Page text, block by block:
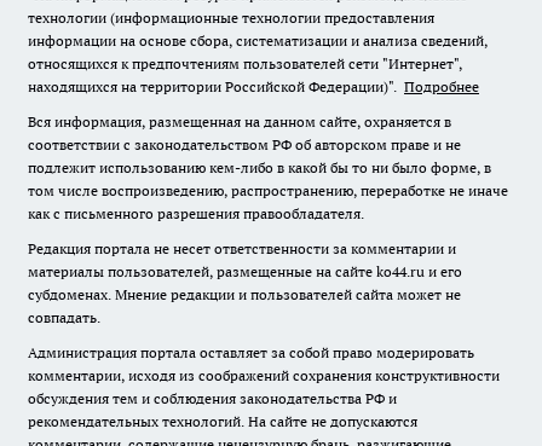
технологии (информационные технологии предоставления
информации на основе сбора, систематизации и анализа сведений,
относящихся к предпочтениям пользователей сети "Интернет",
находящихся на территории Российской Федерации)". Подробнее
Вся информация, размещенная на данном сайте, охраняется в
соответствии с законодательством РФ об авторском праве и не
подлежит использованию кем-либо в какой бы то ни было форме, в
том числе воспроизведению, распространению, переработке не иначе
как с письменного разрешения правообладателя.
Редакция портала не несет ответственности за комментарии и
материалы пользователей, размещенные на сайте ko44.ru и его
субдоменах. Мнение редакции и пользователей сайта может не
совпадать.
Администрация портала оставляет за собой право модерировать
комментарии, исходя из соображений сохранения конструктивности
обсуждения тем и соблюдения законодательства РФ и
рекомендательных технологий. На сайте не допускаются